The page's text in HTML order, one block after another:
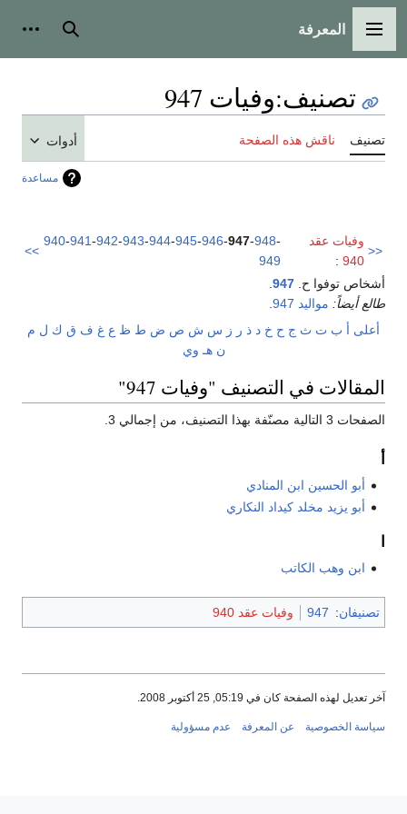
القائمة الرئيسية
المعرفة بحث
تصنيف:وفيات 947
تصنيف ناقش هذه الصفحة أدوات
مساعدة
<<
وفيات عقد
940
:
940-941-942-943-944-945-946-947-948-
949
>>
أشخاص توفوا ح. 947
طالع أيضاً: مواليد 947
أعلى أ ب ت ث ج ح خ د ذ ر ز س ش ص ض ط ظ ع غ ف ق ك ل م
ن هـ وي
المقالات في التصنيف "وفيات 947"
الصفحات 3 التالية مصنّفة بهذا التصنيف، من إجمالي 3.
أبو الحسين ابن المنادي
أبو يزيد مخلد كيداد النكاري
ابن وهب الكاتب
تصنيفان:
947 وفيات عقد 940
آخر تعديل لهذه الصفحة كان في 05:19, 25 أكتوبر 2008.
سياسة الخصوصية عن المعرفة عدم مسؤولية